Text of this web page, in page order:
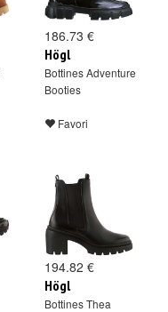
186.73 €
Högl
Bottines Adventure
Booties
Favori
194.82 €
Högl
Bottines Thea